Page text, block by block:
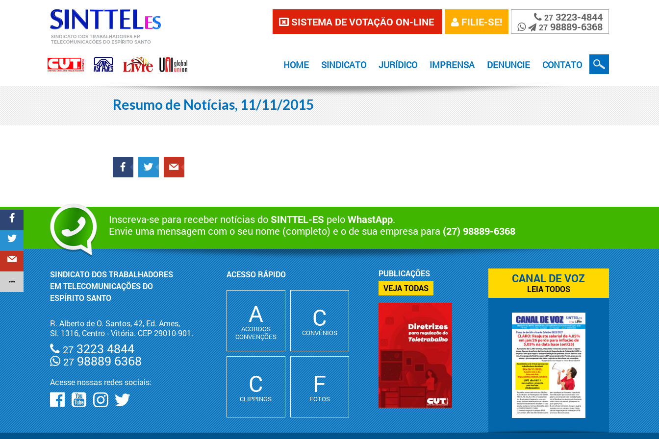
SISTEMA DE VOTAÇÃO ON-LINE FILIE-SE! 27 3223-4844
27 98889-6368
HOME SINDICATO JURÍDICO IMPRENSA DENUNCIE CONTATO
Resumo de Notícias, 11/11/2015
Inscreva-se para receber notícias do SINTTEL-ES peloWhastApp.
Envie uma mensagem com o seu nome (completo) e o de sua empresa para (27) 98889-6368
SINDICATO DOS TRABALHADORES
EM TELECOMUNICAÇÕES DO
ESPÍRITO SANTO
R. Alberto de O. Santos, 42, Ed. Ames,
Sl. 1316, Centro - Vitória. CEP 29010-901.
273223 4844
2798889 6368
Acesse nossas redes sociais:
ACESSO RÁPIDO
A
ACORDOS
CONVENÇÕES
C
CONVÊNIOS
C
CLIPPINGS
F
FOTOS
PUBLICAÇÕES
VEJA TODAS
CANAL DE VOZ
LEIA TODOS